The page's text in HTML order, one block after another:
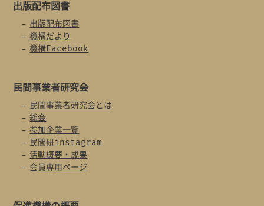
出版配布図書
出版配布図書
機構だより
機構Facebook
民間事業者研究会
民間事業者研究会とは
総会
参加企業一覧
民間研instagram
活動概要・成果
会員専用ページ